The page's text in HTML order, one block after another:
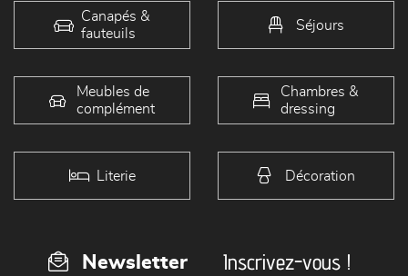
Canapés &
fauteuils
Séjours
Meubles de
complément
Chambres &
dressing
Literie Décoration
Newsletter Inscrivez-vous !